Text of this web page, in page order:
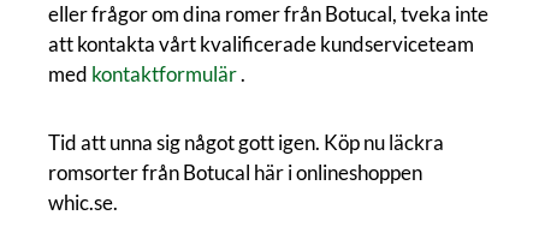
eller frågor om dina romer från Botucal, tveka inte
att kontakta vårt kvalificerade kundserviceteam
med kontaktformulär.
Tid att unna sig något gott igen. Köp nu läckra
romsorter från Botucal här i onlineshoppen
whic.se.